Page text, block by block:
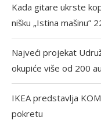
Kada gitare ukrste
nišku „Istina mašinu”
Najveći projekat
okupiće više od 200
IKEA predstavlja
pokretu